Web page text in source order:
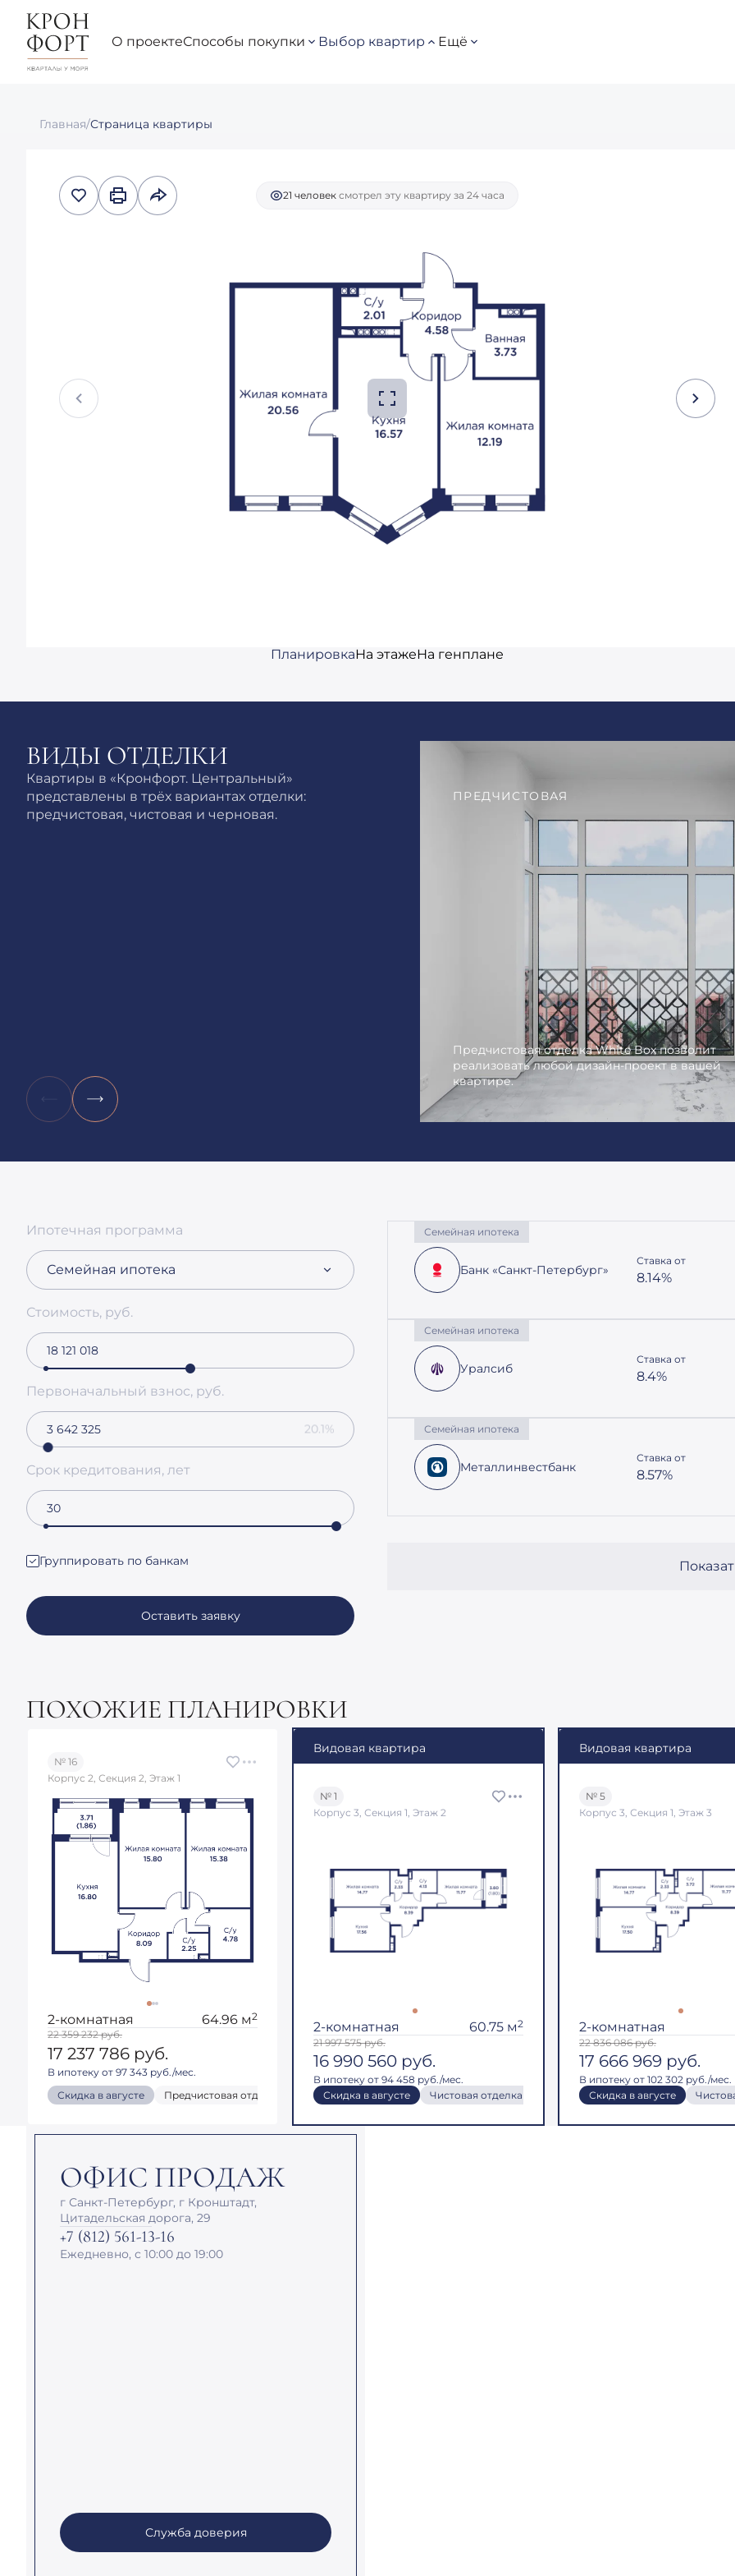
О проектеСпособы покупки Выбор квартир Ещё
Главная/Страница квартиры
21 человек смотрел эту квартиру за 24 часа
ПланировкаНа этажеНа генплане
ВИДЫ ОТДЕЛКИ
Квартиры в «Кронфорт. Центральный»
представлены в трёх вариантах отделки:
предчистовая, чистовая и черновая.
ПРЕДЧИСТОВАЯ
Предчистовая отделка White Box позволит
реализовать любой дизайн-проект в вашей
квартире.
Ипотечная программа
Семейная ипотека
Стоимость, руб.
Первоначальный взнос, руб.
20.1%
Срок кредитования, лет
Группировать по банкам
Оставить заявку
Банк «Санкт-Петербург»
Семейная ипотека
Ставка от
8.14%
Уралсиб
Семейная ипотека
Ставка от
8.4%
Металлинвестбанк
Семейная ипотека
Ставка от
8.57%
ПОХОЖИЕ ПЛАНИРОВКИ
№ 16
Корпус 2, Секция 2, Этаж 1
2-комнатная 64.96 м2
22 359 232руб.
17 237 786 руб.
В ипотеку от 97 343 руб./мес.
Скидка в августе
Предчистовая отделка Кухня-гостиная Скидка в августе Предчистовая отделка Кухня-гостиная
Видовая квартира
№ 1
Корпус 3, Секция 1, Этаж 2
2-комнатная 60.75 м2
21 997 575руб.
16 990 560 руб.
В ипотеку от 94 458 руб./мес.
Скидка в августе
Чистовая отделка Кухня-гостиная Скидка в августе
Видовая квартира
№ 5
Корпус 3, Секция 1, Этаж 3
2-комнатная
22 836 086руб.
17 666 969 руб.
В ипотеку от 102 302 руб./мес.
Скидка в августе
ОФИС ПРОДАЖ
г Санкт-Петербург, г Кронштадт,
Цитадельская дорога, 29
+7 (812) 561-13-16
Ежедневно, с 10:00 до 19:00
Служба доверия